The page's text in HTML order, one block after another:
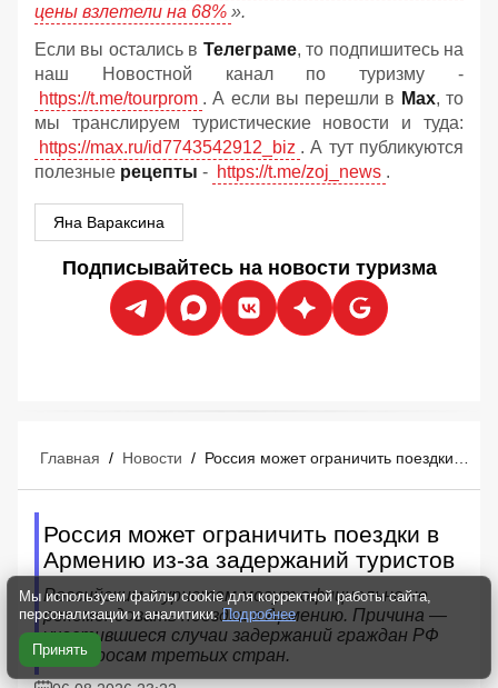
цены взлетели на 68% ».
Если вы остались в Телеграме, то подпишитесь на
наш Новостной канал по туризму -
https://t.me/tourprom . А если вы перешли в Мах, то
мы транслируем туристические новости и туда:
https://max.ru/id7743542912_biz . А тут публикуются
полезные рецепты - https://t.me/zoj_news .
Яна Вараксина
Подписывайтесь на новости туризма
Главная / Новости /
Россия может ограничить поездки в
Армению из-за задержаний туристов
Российским туристам могут официально не
рекомендовать поездки в Армению. Причина —
участившиеся случаи задержаний граждан РФ
по запросам третьих стран.
Мы используем файлы cookie для корректной работы сайта,
персонализации и аналитики. Подробнее
Принять